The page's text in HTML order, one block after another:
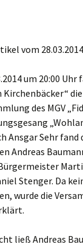
vom
um 20:00 Uhr
Kirchenbäcker“
des MGV
Ansgar Sehr fand
Andreas
Stenger. Da
wurde die
ließ Andreas